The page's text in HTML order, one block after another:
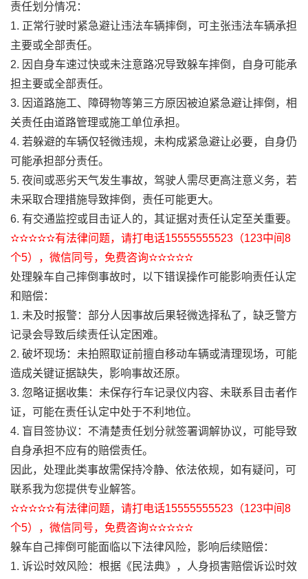
责任划分情况：
1. 正常行驶时紧急避让违法车辆摔倒，可主张违法车辆承担
主要或全部责任。
2. 因自身车速过快或未注意路况导致躲车摔倒，自身可能承
担主要或全部责任。
3. 因道路施工、障碍物等第三方原因被迫紧急避让摔倒，相
关责任由道路管理或施工单位承担。
4. 若躲避的车辆仅轻微违规，未构成紧急避让必要，自身仍
可能承担部分责任。
5. 夜间或恶劣天气发生事故，驾驶人需尽更高注意义务，若
未采取合理措施导致摔倒，责任可能更大。
6. 有交通监控或目击证人的，其证据对责任认定至关重要。
✫✫✫✫✫有法律问题，请打电话15555555523（123中间8
个5），微信同号，免费咨询✫✫✫✫✫
处理躲车自己摔倒事故时，以下错误操作可能影响责任认定
和赔偿：
1. 未及时报警：部分人因事故后果轻微选择私了，缺乏警方
记录会导致后续责任认定困难。
2. 破坏现场：未拍照取证前擅自移动车辆或清理现场，可能
造成关键证据缺失，影响事故还原。
3. 忽略证据收集：未保存行车记录仪内容、未联系目击者作
证，可能在责任认定中处于不利地位。
4. 盲目签协议：不清楚责任划分就签署调解协议，可能导致
自身承担不应有的赔偿责任。
因此，处理此类事故需保持冷静、依法依规，如有疑问，可
联系我为您提供专业解答。
✫✫✫✫✫有法律问题，请打电话15555555523（123中间8
个5），微信同号，免费咨询✫✫✫✫✫
躲车自己摔倒可能面临以下法律风险，影响后续赔偿：
1. 诉讼时效风险：根据《民法典》，人身损害赔偿诉讼时效